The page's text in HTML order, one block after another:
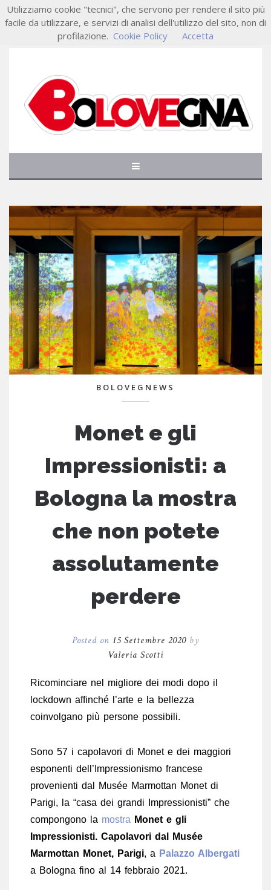
BOLOVEGNEWS
Monet e gli
Impressionisti: a
Bologna la mostra
che non potete
assolutamente
perdere
Posted on 15 Settembre 2020 by
Valeria Scotti
Ricominciare nel migliore dei modi dopo il
lockdown affinché l’arte e la bellezza
coinvolgano più persone possibili.
Sono 57 i capolavori di Monet e dei maggiori
esponenti dell’Impressionismo francese
provenienti dal Musée Marmottan Monet di
Parigi, la “casa dei grandi Impressionisti” che
compongono la mostra Monet e gli
Impressionisti. Capolavori dal Musée
Marmottan Monet, Parigi, a Palazzo Albergati
a Bologna fino al 14 febbraio 2021.
Utilizziamo cookie "tecnici", che servono per rendere il sito più
facile da utilizzare, e servizi di analisi dell'utilizzo del sito, non di
profilazione. Cookie Policy Accetta